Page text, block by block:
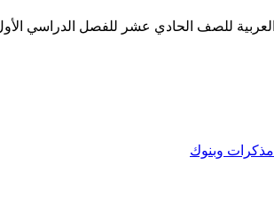
مذكرات وبنوك